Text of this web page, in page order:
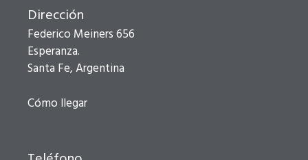
Dirección
Federico Meiners 656
Esperanza.
Santa Fe, Argentina
Cómo llegar